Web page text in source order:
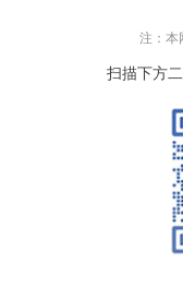
注：本
扫描下方